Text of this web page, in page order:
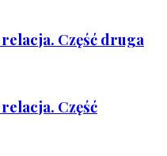
Część druga
Część